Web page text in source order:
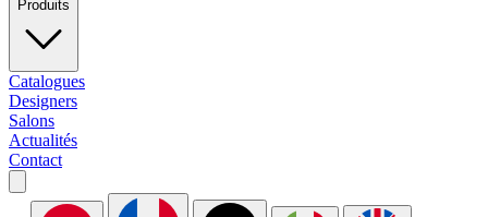
Produits
Catalogues
Designers
Salons
Actualités
Contact